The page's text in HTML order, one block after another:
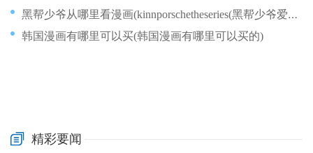
黑帮少爷从哪里看漫画(kinnporschetheseries(黑帮少爷爱上我))
韩国漫画有哪里可以买(韩国漫画有哪里可以买的)
精彩要闻